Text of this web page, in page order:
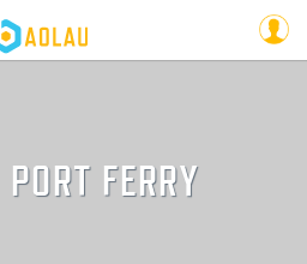
PORT FERRY